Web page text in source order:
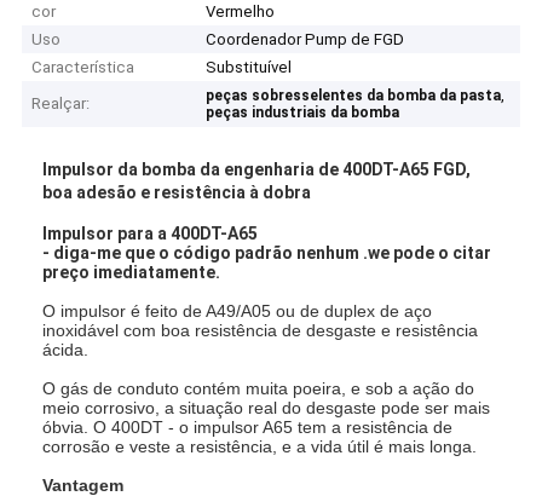
cor
Vermelho
Uso
Coordenador Pump de FGD
Característica
Substituível
Realçar:
peças sobresselentes da bomba da pasta,
peças industriais da bomba
Impulsor da bomba da engenharia de 400DT-A65 FGD,
boa adesão e resistência à dobra
Impulsor para a 400DT-A65
- diga-me que o código padrão nenhum .we pode o citar
preço imediatamente.
O impulsor é feito de A49/A05 ou de duplex de aço
inoxidável com boa resistência de desgaste e resistência
ácida.
O gás de conduto contém muita poeira, e sob a ação do
meio corrosivo, a situação real do desgaste pode ser mais
óbvia. O 400DT - o impulsor A65 tem a resistência de
corrosão e veste a resistência, e a vida útil é mais longa.
Vantagem